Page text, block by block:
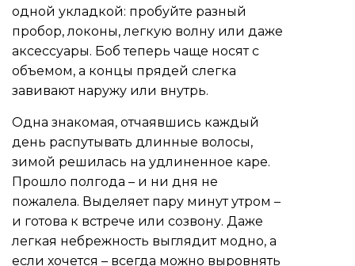
одной укладкой: пробуйте разный
пробор, локоны, легкую волну или даже
аксессуары. Боб теперь чаще носят с
объемом, а концы прядей слегка
завивают наружу или внутрь.
Одна знакомая, отчаявшись каждый
день распутывать длинные волосы,
зимой решилась на удлиненное каре.
Прошло полгода – и ни дня не
пожалела. Выделяет пару минут утром –
и готова к встрече или созвону. Даже
легкая небрежность выглядит модно, а
если хочется – всегда можно выровнять